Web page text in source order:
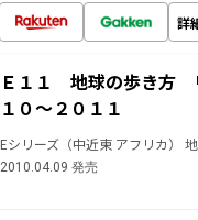
詳
Ｅ１１ 地球の歩き方
１０～２０１１
Eシリーズ（中近東 アフリカ）
2010.04.09 発売